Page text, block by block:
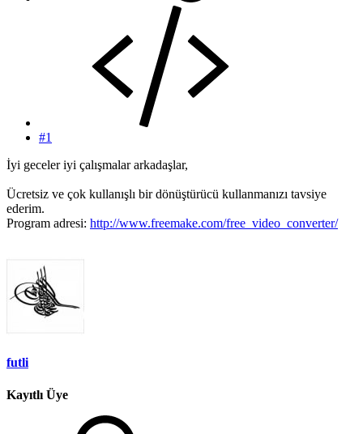
#1
İyi geceler iyi çalışmalar arkadaşlar,
Ücretsiz ve çok kullanışlı bir dönüştürücü kullanmanızı tavsiye
ederim.
Program adresi: http://www.freemake.com/free_video_converter/
futli
Kayıtlı Üye